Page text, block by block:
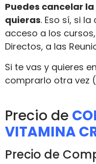
Puedes cancelar
quieras. Eso sí, si
acceso a los
Directos, a las
Si te vas y quieres
comprarlo otra vez
Precio de
VITAMINA
Precio de